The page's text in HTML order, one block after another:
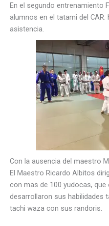
En el segundo entrenamiento
alumnos en el tatami del
asistencia.
Con la ausencia del maestro
El Maestro Ricardo Albitos
con mas de 100 yudocas,
desarrollaron sus habilidades
tachi waza con sus randoris.